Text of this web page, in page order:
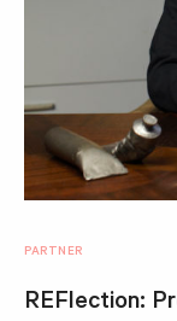
PARTNER
REFlection: